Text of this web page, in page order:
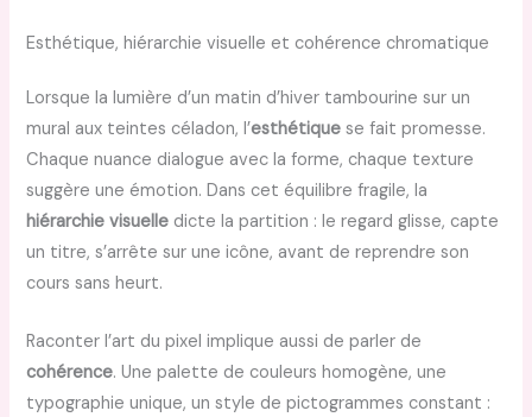
Esthétique, hiérarchie visuelle et cohérence chromatique
Lorsque la lumière d’un matin d’hiver tambourine sur un
mural aux teintes céladon, l’esthétique se fait promesse.
Chaque nuance dialogue avec la forme, chaque texture
suggère une émotion. Dans cet équilibre fragile, la
hiérarchie visuelle dicte la partition : le regard glisse, capte
un titre, s’arrête sur une icône, avant de reprendre son
cours sans heurt.
Raconter l’art du pixel implique aussi de parler de
cohérence. Une palette de couleurs homogène, une
typographie unique, un style de pictogrammes constant :